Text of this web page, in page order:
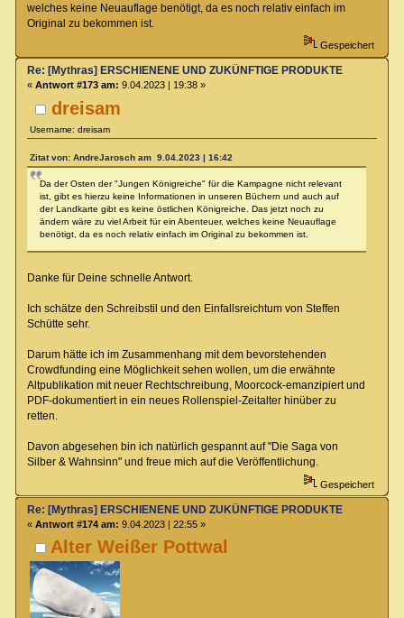
welches keine Neuauflage benötigt, da es noch relativ einfach im
Original zu bekommen ist.
Gespeichert
dreisam
Username: dreisam
Re: [Mythras] ERSCHIENENE UND ZUKÜNFTIGE PRODUKTE
« Antwort #173 am: 9.04.2023 | 19:38 »
Zitat von: AndreJarosch am 9.04.2023 | 16:42
Da der Osten der "Jungen Königreiche" für die Kampagne nicht relevant
ist, gibt es hierzu keine Informationen in unseren Büchern und auch auf
der Landkarte gibt es keine östlichen Königreiche. Das jetzt noch zu
ändern wäre zu viel Arbeit für ein Abenteuer, welches keine Neuauflage
benötigt, da es noch relativ einfach im Original zu bekommen ist.
Danke für Deine schnelle Antwort.
Ich schätze den Schreibstil und den Einfallsreichtum von Steffen
Schütte sehr.
Darum hätte ich im Zusammenhang mit dem bevorstehenden
Crowdfunding eine Möglichkeit sehen wollen, um die erwähnte
Altpublikation mit neuer Rechtschreibung, Moorcock-emanzipiert und
PDF-dokumentiert in ein neues Rollenspiel-Zeitalter hinüber zu
retten.
Davon abgesehen bin ich natürlich gespannt auf "Die Saga von
Silber & Wahnsinn" und freue mich auf die Veröffentlichung.
Gespeichert
Alter Weißer Pottwal
Re: [Mythras] ERSCHIENENE UND ZUKÜNFTIGE PRODUKTE
« Antwort #174 am: 9.04.2023 | 22:55 »